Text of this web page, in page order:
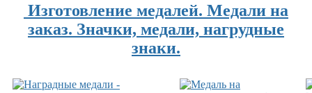
Изготовление медалей. Медали на
заказ. Значки, медали, нагрудные
знаки.